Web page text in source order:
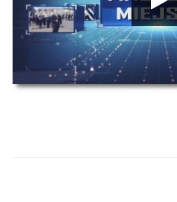
Kombinacyjna Gra Keno
00:00 00:00